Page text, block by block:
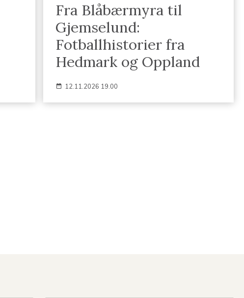
Fra Blåbærmyra til
Gjemselund:
Fotballhistorier fra
Hedmark og Oppland
12.11.2026 19.00